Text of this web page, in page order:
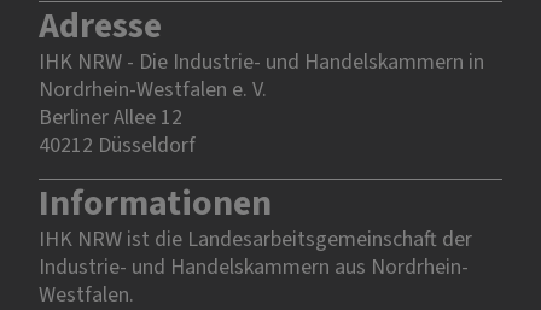
Adresse
IHK NRW - Die Industrie- und Handelskammern in
Nordrhein-Westfalen e. V.
Berliner Allee 12
40212 Düsseldorf
Informationen
IHK NRW ist die Landesarbeitsgemeinschaft der
Industrie- und Handelskammern aus Nordrhein-
Westfalen.